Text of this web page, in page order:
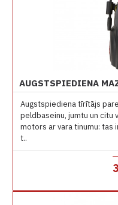
Augstspiediena tīrītājs
peldbaseinu, jumtu un citu
motors ar vara tinumu: tas
t..